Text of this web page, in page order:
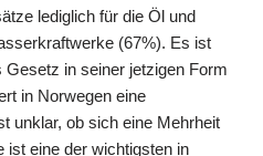
lediglich für die Öl und
(67%). Es ist
in seiner jetzigen Form
in Norwegen eine
unklar, ob sich eine Mehrheit
ist eine der wichtigsten in